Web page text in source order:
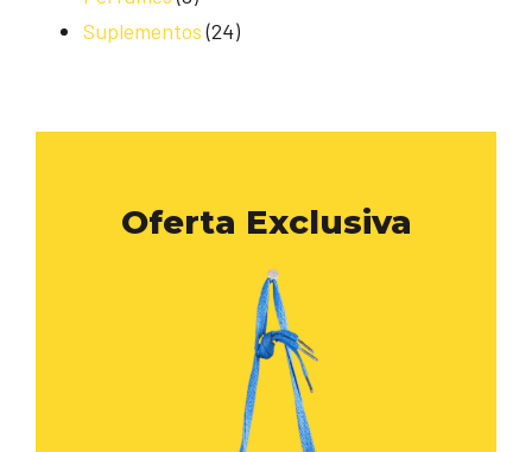
Suplementos (24)
Oferta Exclusiva